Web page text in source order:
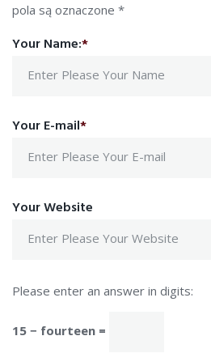
pola są oznaczone *
Your Name:*
Your E-mail*
Your Website
Please enter an answer in digits:
15 − fourteen =